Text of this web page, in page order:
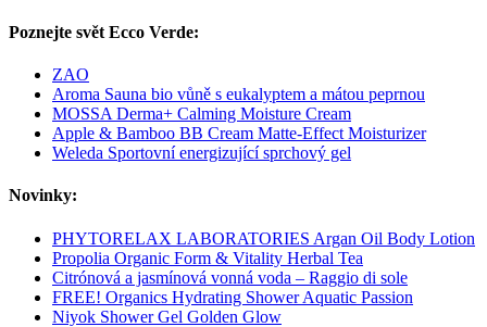
Poznejte svět Ecco Verde:
ZAO
Aroma Sauna bio vůně s eukalyptem a mátou peprnou
MOSSA Derma+ Calming Moisture Cream
Apple & Bamboo BB Cream Matte-Effect Moisturizer
Weleda Sportovní energizující sprchový gel
Novinky:
PHYTORELAX LABORATORIES Argan Oil Body Lotion
Propolia Organic Form & Vitality Herbal Tea
Citrónová a jasmínová vonná voda – Raggio di sole
FREE! Organics Hydrating Shower Aquatic Passion
Niyok Shower Gel Golden Glow